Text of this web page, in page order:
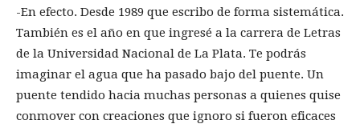
-En efecto. Desde 1989 que escribo de forma sistemática.
También es el año en que ingresé a la carrera de Letras
de la Universidad Nacional de La Plata. Te podrás
imaginar el agua que ha pasado bajo del puente. Un
puente tendido hacia muchas personas a quienes quise
conmover con creaciones que ignoro si fueron eficaces